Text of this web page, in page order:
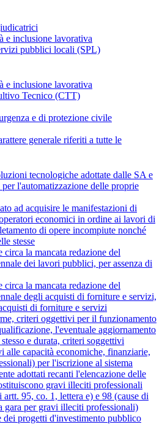
e inclusione lavorativa
pubblici locali (SPL)
e inclusione lavorativa
Tecnico (CTT)
e di protezione civile
generale riferiti a tutte le
tecnologiche adottate dalle SA e
l'automatizzazione delle proprie
ad acquisire le manifestazioni di
economici in ordine ai lavori di
di opere incompiute nonché
stesse
circa la mancata redazione del
dei lavori pubblici, per assenza di
circa la mancata redazione del
degli acquisti di forniture e servizi,
di forniture e servizi
criteri oggettivi per il funzionamento
l'eventuale aggiornamento
e durata, criteri soggettivi
alle capacità economiche, finanziarie,
per l'iscrizione al sistema
adottati recanti l'elencazione delle
gravi illeciti professionali
95, co. 1, lettera e) e 98 (cause di
gara per gravi illeciti professionali)
dei progetti d'investimento pubblico